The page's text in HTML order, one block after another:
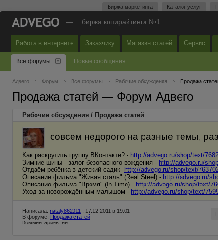
Биржа маркетинга Каталог услуг
— биржа копирайтинга №1
Работа в интернете Заказчику Магазин статей Сервис
Все форумы Новые сообщения
Адвего Форум Все форумы Рабочие обсуждения Продажа
Продажа статей — Форум Адвего
Рабочие обсуждения / Продажа статей
совсем недорого на разные темы,
Как раскрутить группу ВКонтакте? - http://advego.ru/shop/text/
Зимние шины - залог безопасного вождения - http://advego.ru/
Отдаём ребёнка в детский садик- http://advego.ru/shop/text/
Описание фильма "Живая сталь" (Real Steel) - http://advego.ru/
Описание фильма "Время" (In Time) - http://advego.ru/shop/text/
Уход за новорождённым малышом - http://advego.ru/shop/text/
Написала: nataly862011
, 17.12.2011 в 19:01
В форуме: Продажа статей
Комментариев: нет